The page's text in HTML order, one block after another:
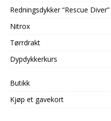
Redningsdykker “Rescue Diver”
Nitrox
Tørrdrakt
Dypdykkerkurs
Butikk
Kjøp et gavekort